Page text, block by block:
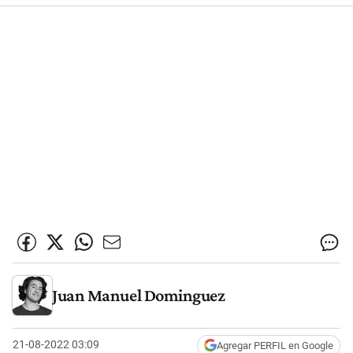
Juan Manuel Dominguez
21-08-2022 03:09 Agregar PERFIL en Google